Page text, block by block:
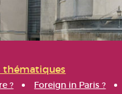
thématiques
? Foreign in Paris ?